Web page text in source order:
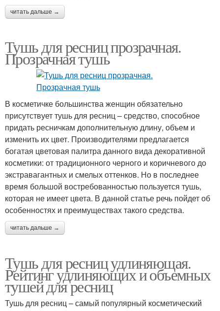
читать дальше →
Тушь для ресниц прозрачная.
Прозрачная тушь
В косметичке большинства женщин обязательно
присутствует тушь для ресниц – средство, способное
придать ресничкам дополнительную длину, объем и
изменить их цвет. Производителями предлагается
богатая цветовая палитра данного вида декоративной
косметики: от традиционного черного и коричневого до
экстравагантных и смелых оттенков. Но в последнее
время большой востребованностью пользуется тушь,
которая не имеет цвета. В данной статье речь пойдет об
особенностях и преимуществах такого средства.
читать дальше →
Тушь для ресниц удлиняющая.
Рейтинг удлиняющих и объемных
тушей для ресниц
Тушь для ресниц – самый популярный косметический